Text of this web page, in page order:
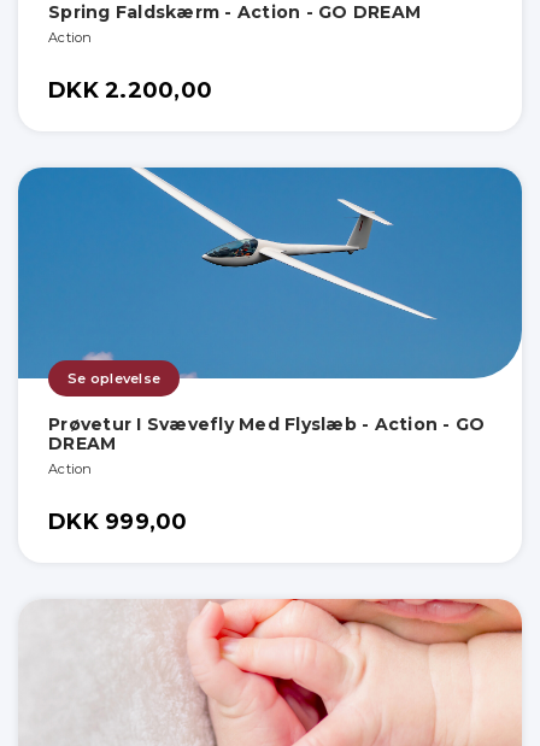
Spring Faldskærm - Action - GO DREAM
Action
DKK 2.200,00
Se oplevelse
Prøvetur I Svævefly Med Flyslæb - Action - GO
DREAM
Action
DKK 999,00